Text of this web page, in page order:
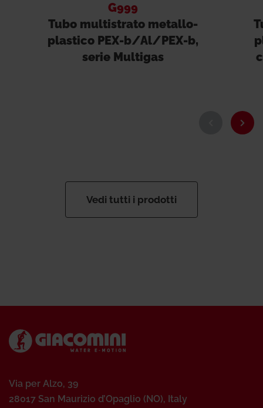
G999
Tubo multistrato metallo-
plastico PEX-b/Al/PEX-b,
serie Multigas
Vedi tutti i prodotti
Via per Alzo, 39
28017 San Maurizio d’Opaglio (NO), Italy